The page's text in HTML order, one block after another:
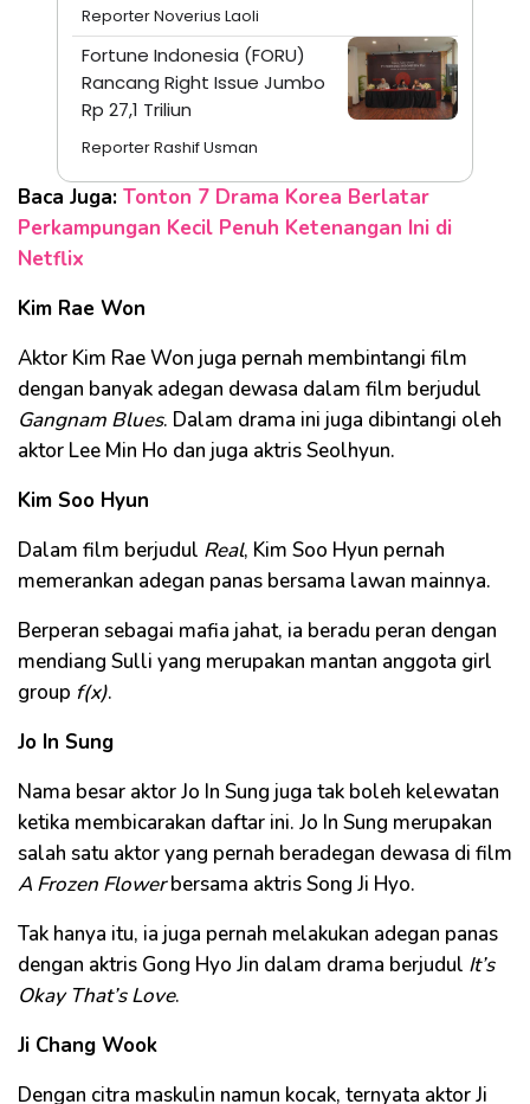
Reporter Noverius Laoli
Fortune Indonesia (FORU)
Rancang Right Issue Jumbo
Rp 27,1 Triliun
Reporter Rashif Usman
Baca Juga: Tonton 7 Drama Korea Berlatar
Perkampungan Kecil Penuh Ketenangan Ini di
Netflix
Kim Rae Won
Aktor Kim Rae Won juga pernah membintangi film
dengan banyak adegan dewasa dalam film berjudul
Gangnam Blues. Dalam drama ini juga dibintangi oleh
aktor Lee Min Ho dan juga aktris Seolhyun.
Kim Soo Hyun
Dalam film berjudul Real, Kim Soo Hyun pernah
memerankan adegan panas bersama lawan mainnya.
Berperan sebagai mafia jahat, ia beradu peran dengan
mendiang Sulli yang merupakan mantan anggota girl
group f(x).
Jo In Sung
Nama besar aktor Jo In Sung juga tak boleh kelewatan
ketika membicarakan daftar ini. Jo In Sung merupakan
salah satu aktor yang pernah beradegan dewasa di film
A Frozen Flowerbersama aktris Song Ji Hyo.
Tak hanya itu, ia juga pernah melakukan adegan panas
dengan aktris Gong Hyo Jin dalam drama berjudul It’s
Okay That’s Love.
Ji Chang Wook
Dengan citra maskulin namun kocak, ternyata aktor Ji